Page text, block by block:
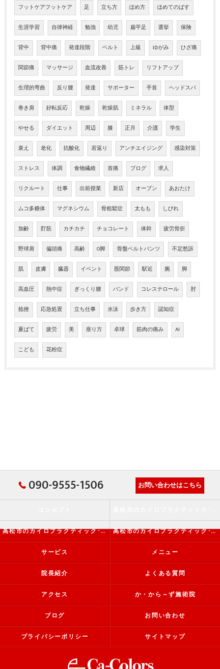
フットケアフットケア 足 立ち方 ほめ方 ほめてのばす
生涯学習 自律神経 勉強 幼児 扁平足 選挙 保険
背中 背中痛 発達段階 ベルト 上級 ゆがみ ひざ痛
関節痛 マッサージ 血流改善 筋トレ リフトアップ
生理的弯曲 反り腰 発達 サポーター 手首 ヘッドスパ
巻き肩 好転反応 乾燥 乾燥肌 ミネラル 体型
やせる ダイエット 周辺 膝 正月 介護 学生
衰え 老化 抗酸化 若返り アンチエイジング 感染対策
ストレス 体調 食物繊維 首痛 ブログ 求人
リクルート 仕事 出前授業 新店 オープン あおたけ
ムコ多糖体 マグネシウム 骨粗鬆症 太もも しびれ
加齢 貯筋 カチカチ チョコレート 体幹 疲労骨折
野球肩 偏頭痛 高齢 O脚 骨盤ベルトパンツ 不定愁訴
肌 皮膚 臓器 イベント 股関節 駅近 腕 脚
高血圧 熱中症 ぎっくり腰 バンド コレステロール 肘
捻挫 応急処置 立ち仕事 水泳 歩き方 認知症
夏ばて 疲労 美 座り方 卓球 筋肉の痛み AI
こども 花粉症
090-9555-1506 お問い合わせはこちら
高松市のカイロプラクティック･か・から～ず施術院の評判 高松市のカイロプラクティック･か・から～ず施術院のお客様の声
サービス メニュー
院長紹介 よくある質問
アクセス か・から～ず施術院
ブログ お問い合わせ
プライバシーポリシー サイトマップ